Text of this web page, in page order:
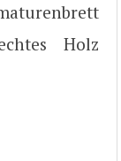
Holz